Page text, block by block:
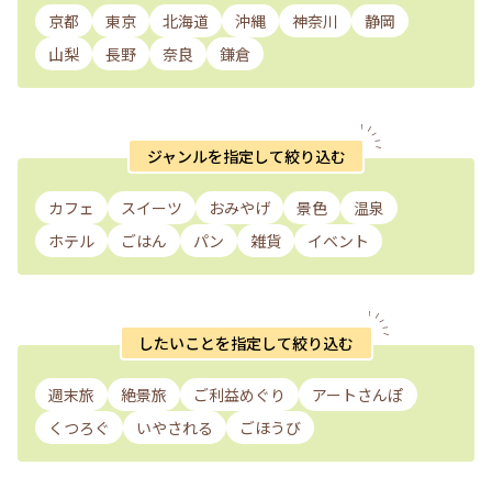
京都 東京 北海道 沖縄 神奈川
静岡
山梨
長野 奈良 鎌倉
ジャンルを指定して絞り込む
カフェ スイーツ おみやげ 景色
温泉
ホテル
ごはん パン 雑貨 イベント
したいことを指定して絞り込む
週末旅 絶景旅 ご利益めぐり
アートさんぽ
くつろぐ
いやされる ごほうび